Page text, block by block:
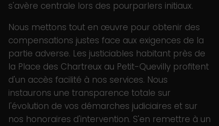
s'avère centrale lors des pourparlers initiaux.
Nous mettons tout en œuvre pour obtenir des
compensations justes face aux exigences de la
partie adverse. Les justiciables habitant près de
la Place des Chartreux au Petit-Quevilly profitent
d'un accès facilité à nos services. Nous
instaurons une transparence totale sur
l'évolution de vos démarches judiciaires et sur
nos honoraires d'intervention. S'en remettre à un